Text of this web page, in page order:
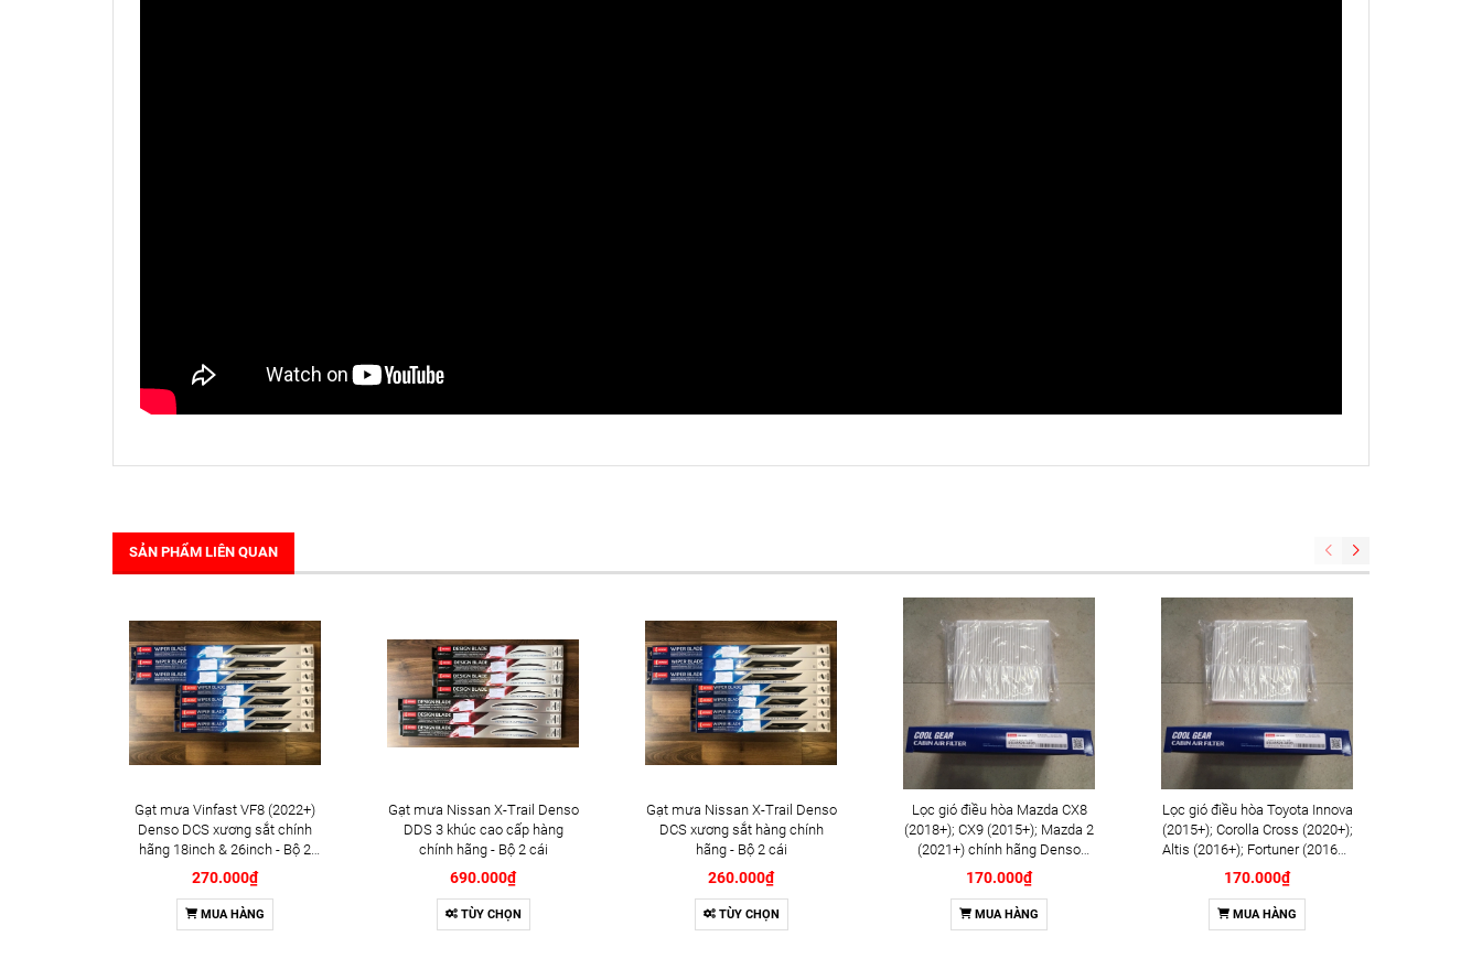
SẢN PHẨM LIÊN QUAN
Gạt mưa Vinfast VF8 (2022+)
Denso DCS xương sắt chính
hãng 18inch & 26inch - Bộ 2
cái
270.000₫
MUA HÀNG
Gạt mưa Nissan X-Trail Denso
DDS 3 khúc cao cấp hàng
chính hãng - Bộ 2 cái
690.000₫
TÙY CHỌN
Gạt mưa Nissan X-Trail Denso
DCS xương sắt hàng chính
hãng - Bộ 2 cái
260.000₫
TÙY CHỌN
Lọc gió điều hòa Mazda CX8
(2018+); CX9 (2015+); Mazda 2
(2021+) chính hãng Denso
(DI145520-4020)
170.000₫
MUA HÀNG
Lọc gió điều hòa Toyota Innova
(2015+); Corolla Cross (2020+);
Altis (2016+); Fortuner (2016+);
Hilux (2016+); Camry (2018+);
Lexus RX450HL (2017+);
ES300h (2018+); RX300
(2017+) chính hãng Denso
170.000₫
MUA HÀNG